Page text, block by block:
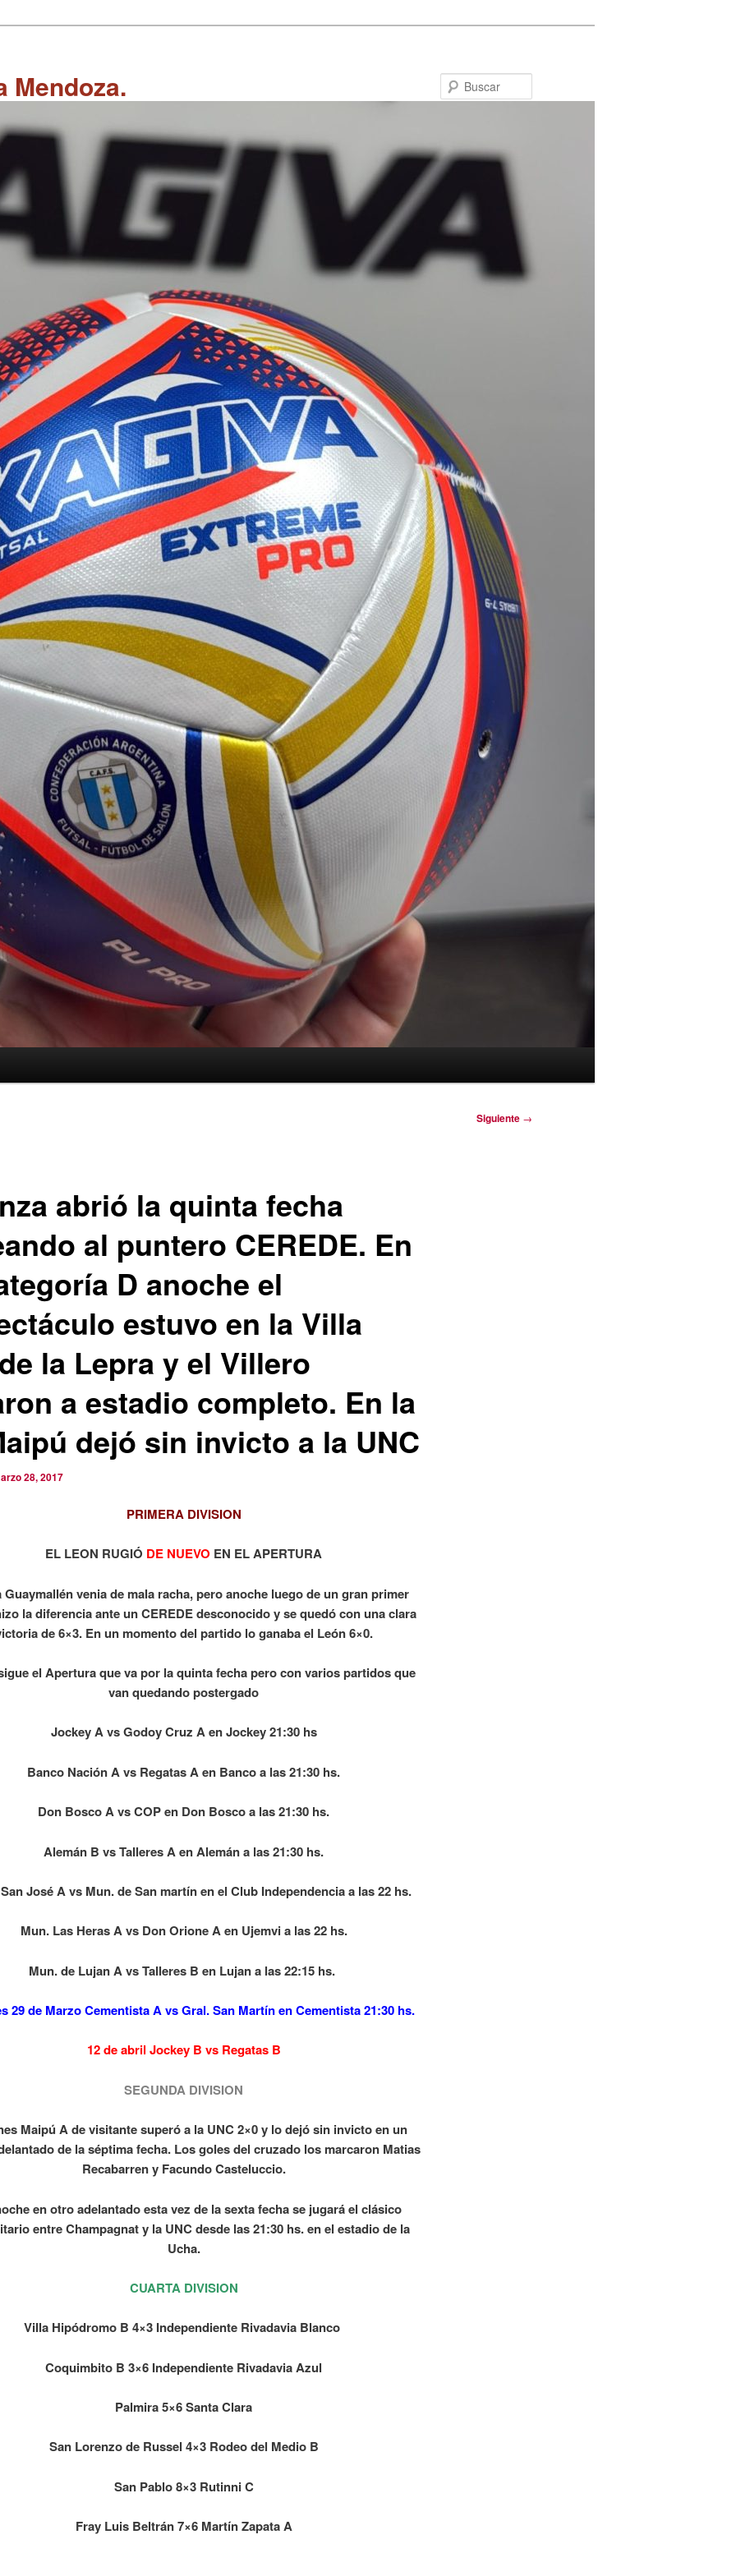
Mendoza.
Siguiente →
abrió la quinta fecha
al puntero CEREDE. En
D anoche el
estuvo en la Villa
la Lepra y el Villero
a estadio completo. En la
dejó sin invicto a la UNC
28, 2017
PRIMERA DIVISION
EL LEON RUGIÓ DE NUEVO EN EL APERTURA
Guaymallén venia de mala racha, pero anoche luego de un gran primer
la diferencia ante un CEREDE desconocido y se quedó con una clara
de 6×3. En un momento del partido lo ganaba el León 6×0.
el Apertura que va por la quinta fecha pero con varios partidos que
van quedando postergado
Jockey A vs Godoy Cruz A en Jockey 21:30 hs
Banco Nación A vs Regatas A en Banco a las 21:30 hs.
Don Bosco A vs COP en Don Bosco a las 21:30 hs.
Alemán B vs Talleres A en Alemán a las 21:30 hs.
José A vs Mun. de San martín en el Club Independencia a las 22 hs.
Mun. Las Heras A vs Don Orione A en Ujemvi a las 22 hs.
Mun. de Lujan A vs Talleres B en Lujan a las 22:15 hs.
29 de Marzo Cementista A vs Gral. San Martín en Cementista 21:30 hs.
12 de abril Jockey B vs Regatas B
SEGUNDA DIVISION
Maipú A de visitante superó a la UNC 2×0 y lo dejó sin invicto en un
de la séptima fecha. Los goles del cruzado los marcaron Matias
Recabarren y Facundo Casteluccio.
en otro adelantado esta vez de la sexta fecha se jugará el clásico
entre Champagnat y la UNC desde las 21:30 hs. en el estadio de la
Ucha.
CUARTA DIVISION
Villa Hipódromo B 4×3 Independiente Rivadavia Blanco
Coquimbito B 3×6 Independiente Rivadavia Azul
Palmira 5×6 Santa Clara
San Lorenzo de Russel 4×3 Rodeo del Medio B
San Pablo 8×3 Rutinni C
Fray Luis Beltrán 7×6 Martín Zapata A